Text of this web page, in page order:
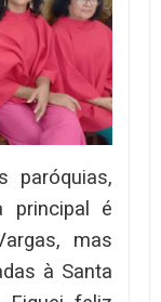
paróquias,
principal é
mas
à Santa